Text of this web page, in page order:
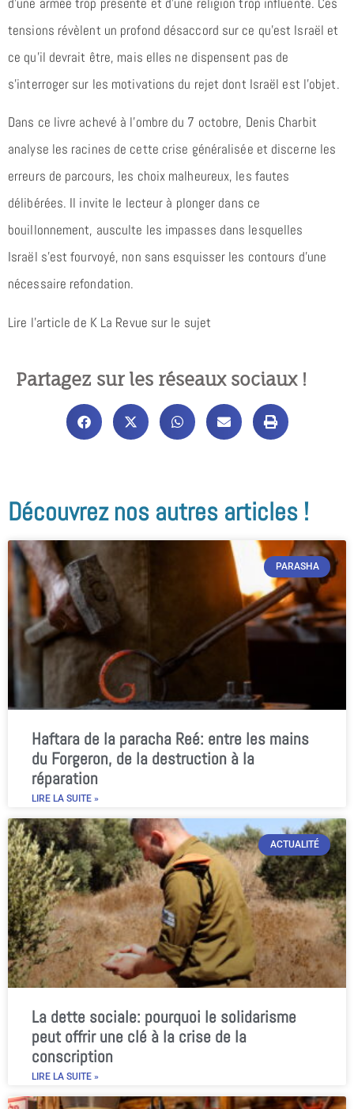
tensions révèlent un profond désaccord sur ce qu’est Israël et
ce qu’il devrait être, mais elles ne dispensent pas de
s’interroger sur les motivations du rejet dont Israël est l’objet.
Dans ce livre achevé à l’ombre du 7 octobre, Denis Charbit
analyse les racines de cette crise généralisée et discerne les
erreurs de parcours, les choix malheureux, les fautes
délibérées. Il invite le lecteur à plonger dans ce
bouillonnement, ausculte les impasses dans lesquelles
Israël s’est fourvoyé, non sans esquisser les contours d’une
nécessaire refondation.
Lire l’article de K La Revue sur le sujet
Partagez sur les réseaux sociaux !
Découvrez nos autres articles !
PARASHA
Haftara de la paracha Reé: entre les mains
du Forgeron, de la destruction à la
réparation
LIRE LA SUITE »
ACTUALITÉ
La dette sociale: pourquoi le solidarisme
peut offrir une clé à la crise de la
conscription
LIRE LA SUITE »